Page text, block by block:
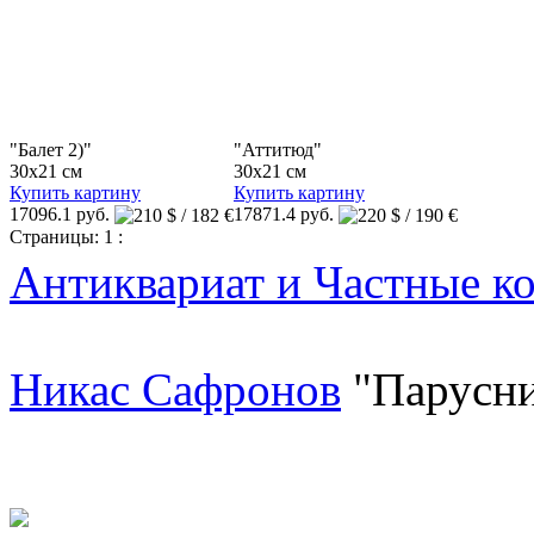
"Балет 2)"
30x21 см
Купить картину
17096.1 руб.
"Аттитюд"
30x21 см
Купить картину
17871.4 руб.
Страницы: 1 :
Антиквариат и Частные
Никас Сафронов